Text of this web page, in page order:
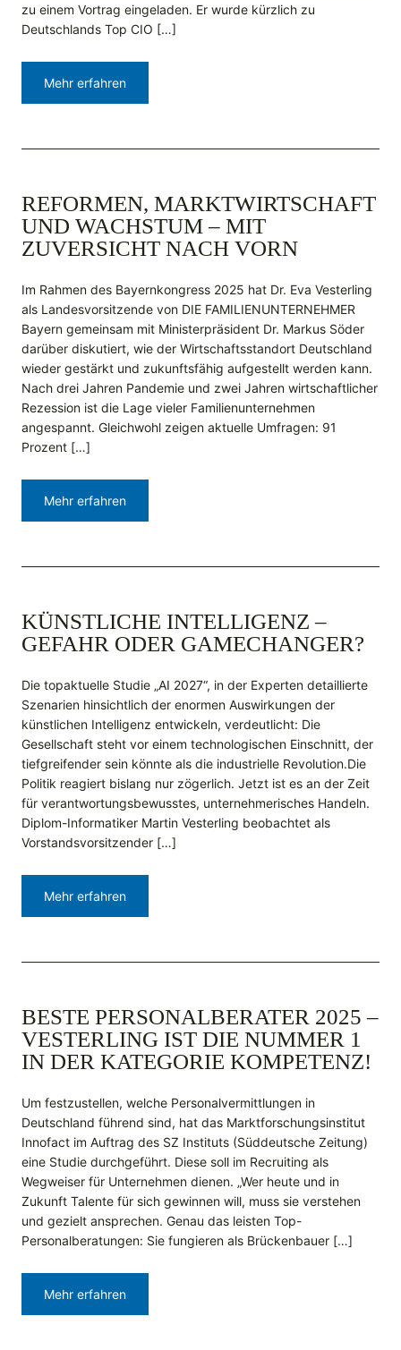
zu einem Vortrag eingeladen. Er wurde kürzlich zu
Deutschlands Top CIO […]
Mehr erfahren
REFORMEN, MARKTWIRTSCHAFT
UND WACHSTUM – MIT
ZUVERSICHT NACH VORN
Im Rahmen des Bayernkongress 2025 hat Dr. Eva Vesterling
als Landesvorsitzende von DIE FAMILIENUNTERNEHMER
Bayern gemeinsam mit Ministerpräsident Dr. Markus Söder
darüber diskutiert, wie der Wirtschaftsstandort Deutschland
wieder gestärkt und zukunftsfähig aufgestellt werden kann.
Nach drei Jahren Pandemie und zwei Jahren wirtschaftlicher
Rezession ist die Lage vieler Familienunternehmen
angespannt. Gleichwohl zeigen aktuelle Umfragen: 91
Prozent […]
Mehr erfahren
KÜNSTLICHE INTELLIGENZ –
GEFAHR ODER GAMECHANGER?
Die topaktuelle Studie „AI 2027“, in der Experten detaillierte
Szenarien hinsichtlich der enormen Auswirkungen der
künstlichen Intelligenz entwickeln, verdeutlicht: Die
Gesellschaft steht vor einem technologischen Einschnitt, der
tiefgreifender sein könnte als die industrielle Revolution.Die
Politik reagiert bislang nur zögerlich. Jetzt ist es an der Zeit
für verantwortungsbewusstes, unternehmerisches Handeln.
Diplom-Informatiker Martin Vesterling beobachtet als
Vorstandsvorsitzender […]
Mehr erfahren
BESTE PERSONALBERATER 2025 –
VESTERLING IST DIE NUMMER 1
IN DER KATEGORIE KOMPETENZ!
Um festzustellen, welche Personalvermittlungen in
Deutschland führend sind, hat das Marktforschungsinstitut
Innofact im Auftrag des SZ Instituts (Süddeutsche Zeitung)
eine Studie durchgeführt. Diese soll im Recruiting als
Wegweiser für Unternehmen dienen. „Wer heute und in
Zukunft Talente für sich gewinnen will, muss sie verstehen
und gezielt ansprechen. Genau das leisten Top-
Personalberatungen: Sie fungieren als Brückenbauer […]
Mehr erfahren